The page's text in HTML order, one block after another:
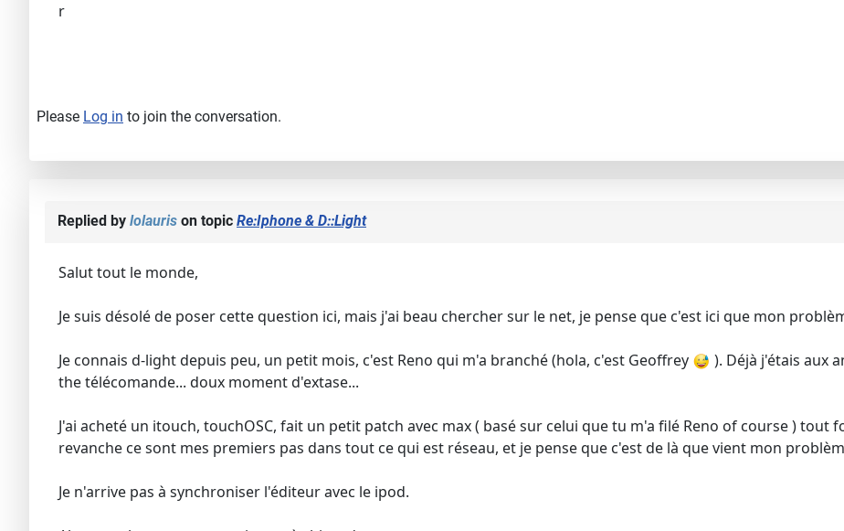
r
Please Log in to join the conversation.
Replied by lolauris on topic Re:Iphone & D::Light
Salut tout le monde,
Je suis désolé de poser cette question ici, mais j'ai beau chercher sur le net, je pense que c'est ici que mon
Je connais d-light depuis peu, un petit mois, c'est Reno qui m'a branché (hola, c'est Geoffrey
). Déjà j'étais aux
the télécomande... doux moment d'extase...
J'ai acheté un itouch, touchOSC, fait un petit patch avec max ( basé sur celui que tu m'a filé Reno of course ) tout
revanche ce sont mes premiers pas dans tout ce qui est réseau, et je pense que c'est de là que vient mon
Je n'arrive pas à synchroniser l'éditeur avec le ipod.